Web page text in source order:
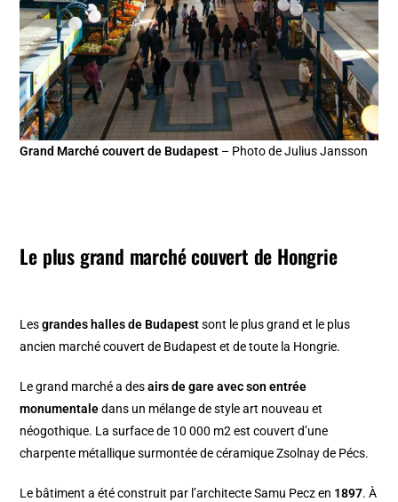
Grand Marché couvert de Budapest – Photo de Julius Jansson
Le plus grand marché couvert de Hongrie
Lesgrandes halles de Budapestsont le plus grand et le plus
ancien marché couvert de Budapest et de toute la Hongrie.
Le grand marché a desairs de gare avec son entrée
monumentaledans un mélange de style art nouveau et
néogothique. La surface de 10 000 m2 est couvert d’une
charpente métallique surmontée de céramique Zsolnay de Pécs.
Le bâtiment a été construit par l’architecte Samu Pecz en 1897. À